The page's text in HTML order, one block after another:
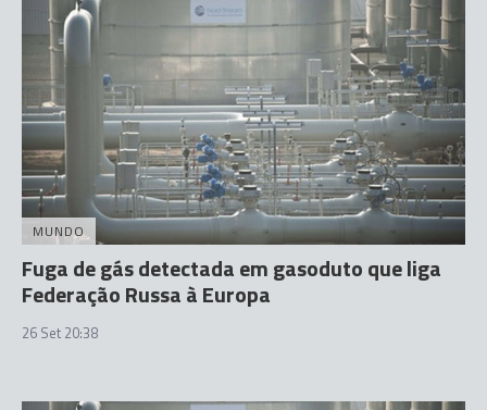
MUNDO
Fuga de gás detectada em gasoduto que liga
Federação Russa à Europa
26 Set 20:38